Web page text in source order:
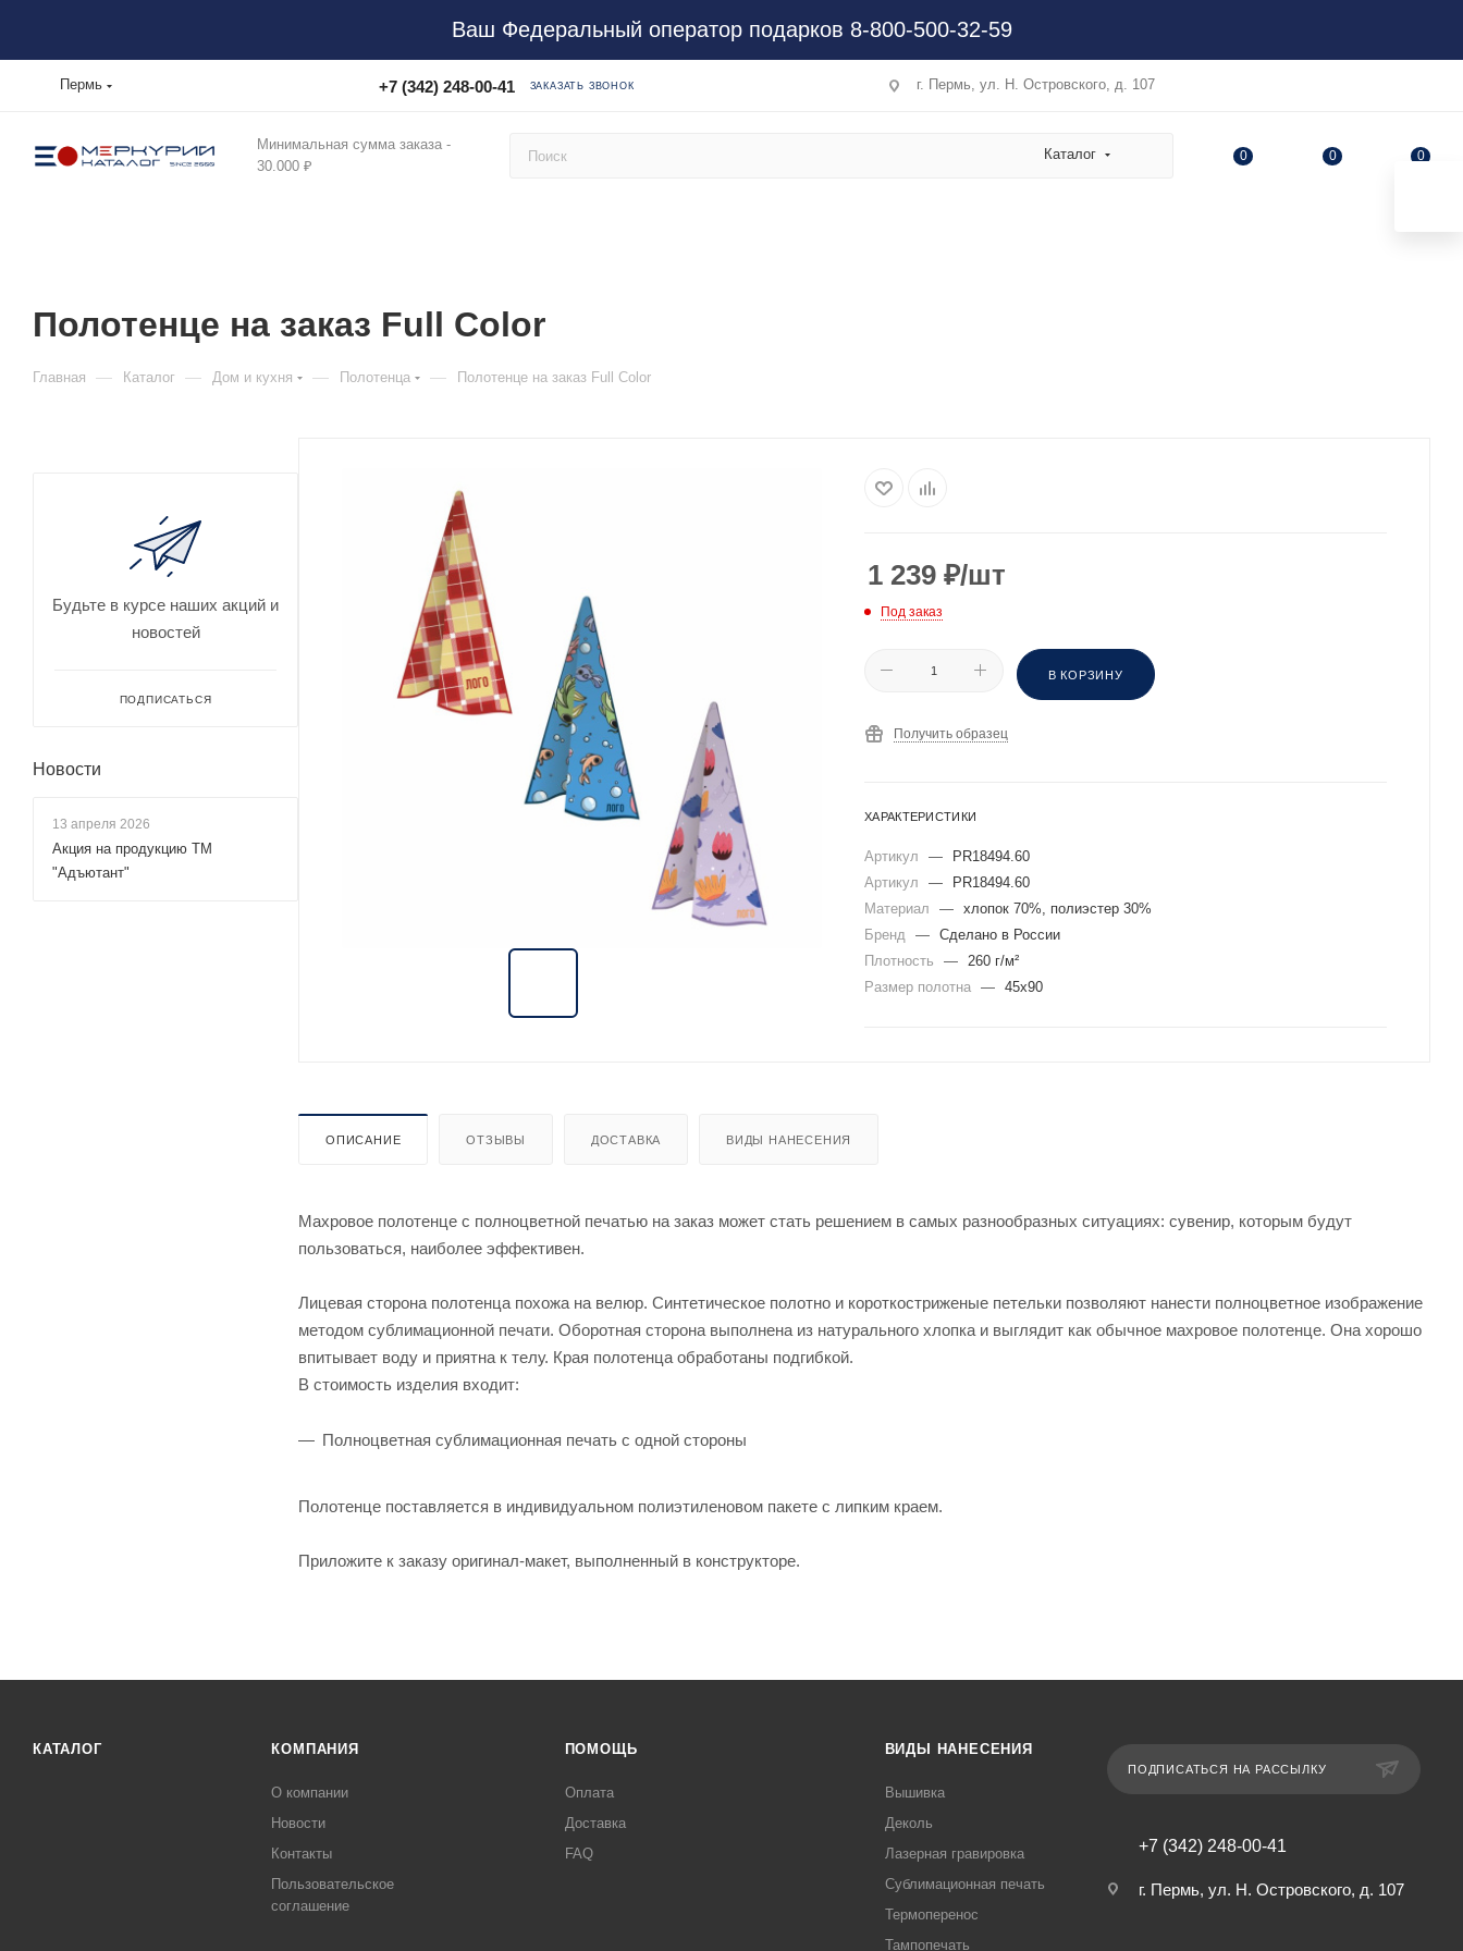
Ваш Федеральный оператор подарков 8-800-500-32-59
Пермь +7 (342) 248-00-41 ЗАКАЗАТЬ ЗВОНОК г. Пермь, ул. Н. Островского, д. 107
Минимальная сумма заказа -
30.000 ₽
Каталог 0 0 0
Полотенце на заказ Full Color
Главная — Каталог — Дом и кухня — Полотенца — Полотенце на заказ Full Color
1 239 ₽/шт
Под заказ
В КОРЗИНУ
Получить образец
ХАРАКТЕРИСТИКИ
Артикул —
PR18494.60
Артикул
—
PR18494.60
Материал
— хлопок 70%, полиэстер 30%
Бренд
— Сделано в России
Плотность
—
260 г/м²
Размер полотна — 45x90
ОПИСАНИЕ ОТЗЫВЫ ДОСТАВКА ВИДЫ НАНЕСЕНИЯ
Махровое полотенце с полноцветной печатью на заказ может стать решением в самых разнообразных ситуациях: сувенир, которым будут
пользоваться, наиболее эффективен.
Лицевая сторона полотенца похожа на велюр. Синтетическое полотно и короткостриженые петельки позволяют нанести полноцветное изображение
методом сублимационной печати. Оборотная сторона выполнена из натурального хлопка и выглядит как обычное махровое полотенце. Она хорошо
впитывает воду и приятна к телу. Края полотенца обработаны подгибкой.
В стоимость изделия входит:
Полноцветная сублимационная печать с одной стороны
Полотенце поставляется в индивидуальном полиэтиленовом пакете с липким краем.
Приложите к заказу оригинал-макет, выполненный в конструкторе.
Будьте в курсе наших акций и
новостей
ПОДПИСАТЬСЯ
Новости
13 апреля 2026
Акция на продукцию ТМ
"Адъютант"
КАТАЛОГ КОМПАНИЯ
О компании
Новости
Контакты
Пользовательское
соглашение
ПОМОЩЬ
Оплата
Доставка
FAQ
ВИДЫ НАНЕСЕНИЯ
Вышивка
Деколь
Лазерная гравировка
Сублимационная печать
Термоперенос
Тампопечать
ПОДПИСАТЬСЯ НА РАССЫЛКУ
+7 (342) 248-00-41
г. Пермь, ул. Н. Островского, д. 107